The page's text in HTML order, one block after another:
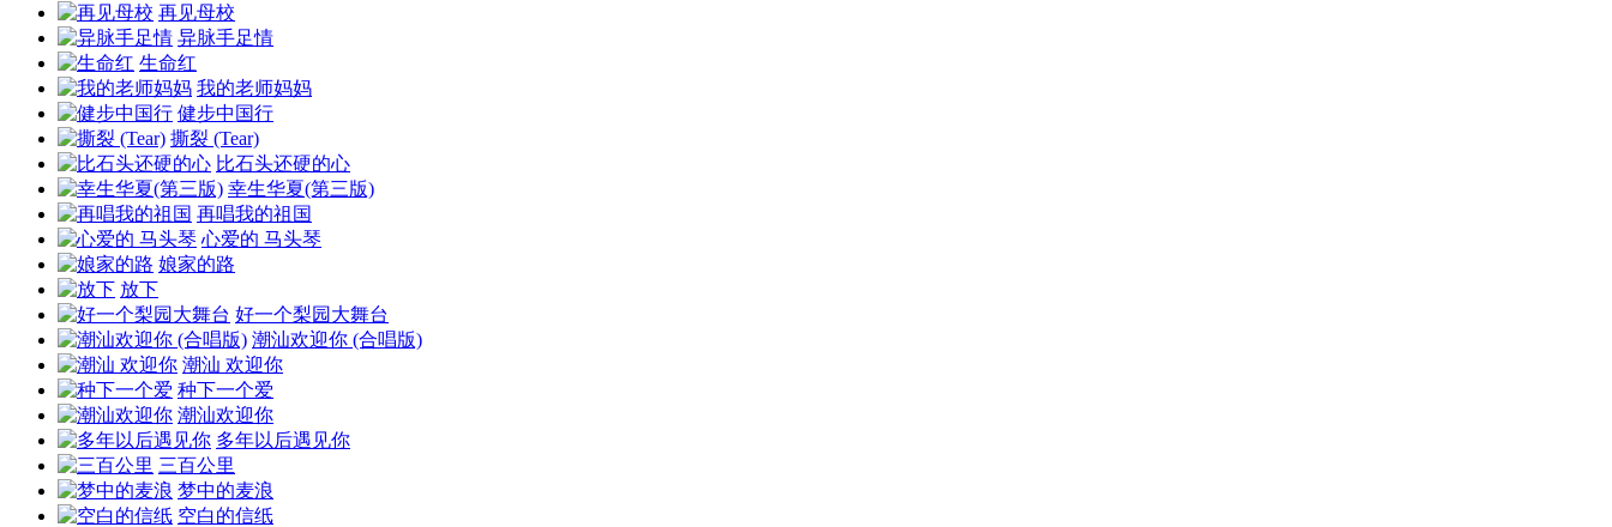
再见母校
异脉手足情
生命红
我的老师妈妈
健步中国行
撕裂 (Tear)
比石头还硬的心
幸生华夏(第三版)
再唱我的祖国
心爱的 马头琴
娘家的路
放下
好一个梨园大舞台
潮汕欢迎你 (合唱版)
潮汕 欢迎你
种下一个爱
潮汕欢迎你
多年以后遇见你
三百公里
梦中的麦浪
空白的信纸